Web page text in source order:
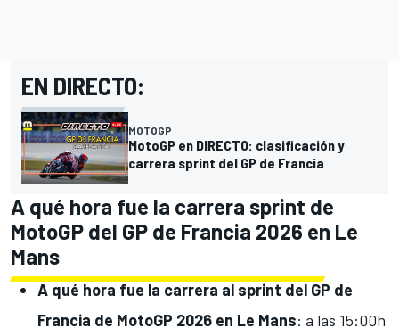
EN DIRECTO:
MOTOGP
MotoGP en DIRECTO: clasificación y
carrera sprint del GP de Francia
A qué hora fue la carrera sprint de
MotoGP del GP de Francia 2026 en Le
Mans
A qué hora fue la carrera al sprint del GP de
Francia de MotoGP 2026 en Le Mans: a las 15:00h